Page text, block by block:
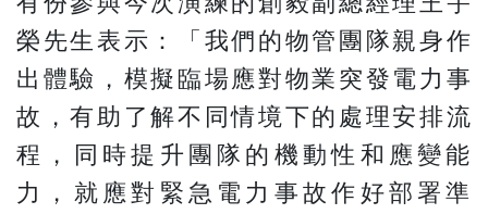
榮先生表示：「我們的物管團隊親身作
出體驗，模擬臨場應對物業突發電力事
故，有助了解不同情境下的處理安排流
程，同時提升團隊的機動性和應變能
力，就應對緊急電力事故作好部署準